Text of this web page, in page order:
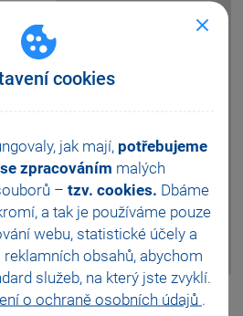
cookies
jak mají, potřebujeme
zpracováním malých
– tzv. cookies. Dbáme
a tak je používáme pouze
webu, statistické účely a
obsahů, abychom
služeb, na který jste zvyklí.
o ochraně osobních údajů .
dovolené nad zákonný nárok,
hodin podle § 7a odst. 3 písm.
c) zákona o pojistném na
sociální zabezpečení, pro
posouzení nároku na slevu na
pojistném.
Pomohla Vám tato